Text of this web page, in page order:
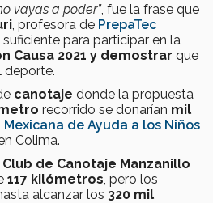
vayas a poder”, fue la frase que
, profesora de PrepaTec
suficiente para participar en la
Causa 2021 y demostrar que
deporte.
canotaje donde la propuesta
recorrido se donarían mil
de Ayuda a los Niños
Colima.
Club de Canotaje Manzanillo
117 kilómetros , pero los
alcanzar los 320 mil